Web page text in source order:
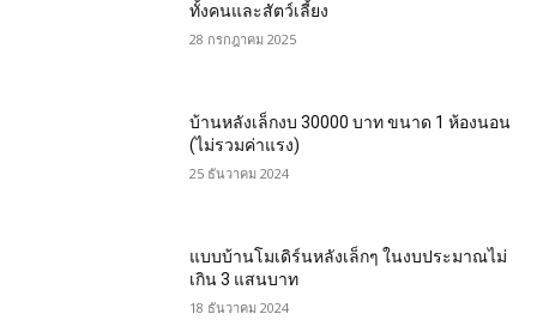
ทั้งคนและสัตว์เลี้ยง
28 กรกฎาคม 2025
บ้านหลังเล็กงบ 30000 บาท ขนาด 1 ห้องนอน
(ไม่รวมค่าแรง)
25 ธันวาคม 2024
แบบบ้านโมเดิร์นหลังเล็กๆ ในงบประมาณไม่
เกิน 3 แสนบาท
18 ธันวาคม 2024